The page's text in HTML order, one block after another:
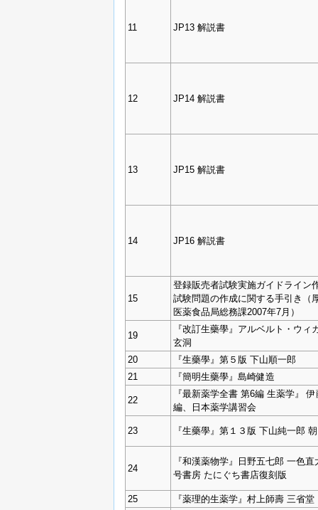
11 JP13 解説書
12 JP14 解説書
13 JP15 解説書
14 JP16 解説書
15
登録販売者試験実施ガイドライン
試験問題の作成に関する手引き（
医薬食品局総務課2007年7月）
19
『改訂生藥學』アルベルト・ウィ
玄洞
20
『生藥學』第５版 下山順一郎
21
『簡明生藥學』島崎健造
22
『最新薬学全書 第6編 生薬学』
編、日本薬学講習会
23 『生藥學』第１３版 下山純一郎
24
『和漢薬物学』日野五七郎 一色直
号書房 たにぐち書店復刻版
25 『薬理的生薬学』村上師壽 三省堂